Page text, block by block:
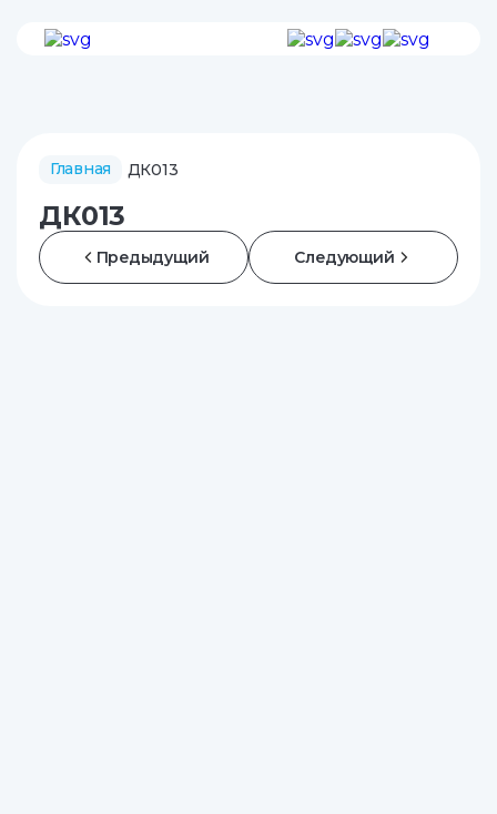
Главная ДК013
ДК013
Предыдущий Следующий